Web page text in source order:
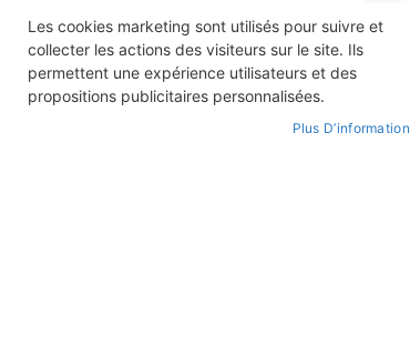
TOUT SUPPRIMER
Les cookies marketing sont utilisés pour suivre et
collecter les actions des visiteurs sur le site. Ils
permettent une expérience utilisateurs et des
propositions publicitaires personnalisées.
Plus D’information